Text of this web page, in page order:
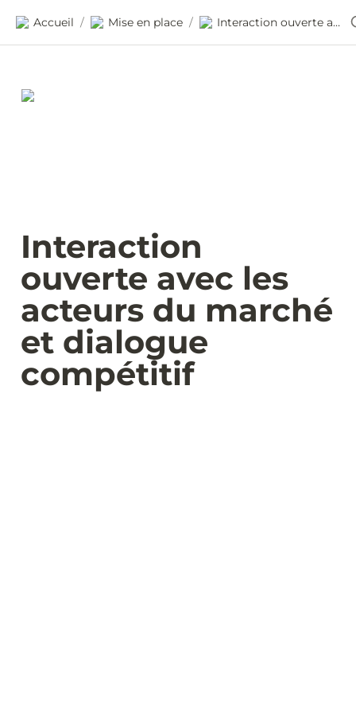
Accueil / Mise en place / Interaction ouverte avec les acteurs du marché et dialogue compétitif
Interaction
ouverte avec les
acteurs du marché
et dialogue
compétitif